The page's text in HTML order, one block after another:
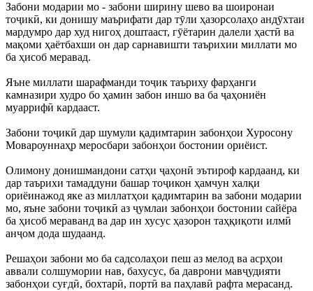
Забони модарии мо - забони ширину шево ва шоиронаи
тоҷикӣ, ки донишу маърифати дар тӯли ҳазорсолаҳо андӯхтаи
мардумро дар худ нигоҳ доштааст, гӯётарин далели ҳастӣ ва
мақоми ҳаётбахши он дар сарнавишти таърихии миллати мо
ба ҳисоб меравад.
Яъне миллати шарафманди тоҷик таъриху фарҳанги
камназири худро бо ҳамин забон иншо ва ба ҷаҳониён
муаррифӣ кардааст.
Забони тоҷикӣ дар шумули қадимтарин забонҳои Хуросону
Мовароуннаҳр меросбари забонҳои бостонии ориёист.
Олимону донишмандони сатҳи ҷаҳонӣ эътироф кардаанд, ки
дар таърихи тамаддуни башар тоҷикон ҳамчун халқи
ориёинажод яке аз миллатҳои қадимтарин ва забони модарии
мо, яъне забони тоҷикӣ аз ҷумлаи забонҳои бостонии сайёра
ба ҳисоб мераванд ва дар ин хусус ҳазорон таҳқиқоти илмӣ
анҷом дода шудаанд.
Решаҳои забони мо ба садсолаҳои пеш аз мелод ва асрҳои
аввали солшумории нав, бахусус, ба даврони мавҷудияти
забонҳои суғдӣ, бохтарӣ, портӣ ва паҳлавӣ рафта мерасанд.